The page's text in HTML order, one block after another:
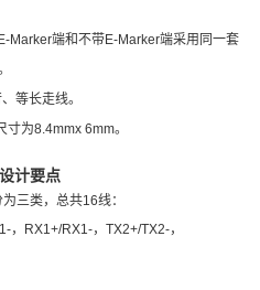
Marker端和不带E-Marker端采用同一套
等长走线。
为8.4mmx 6mm。
计要点
三类，总共16线：
，RX1+/RX1-，TX2+/TX2-，